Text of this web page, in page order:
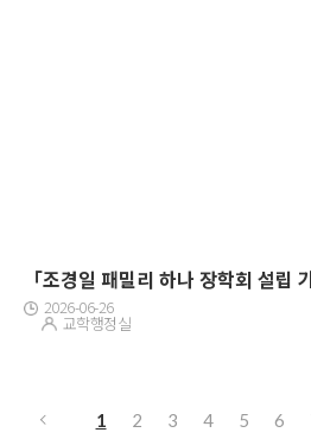
「조경일 패밀리 하나 장학회 설립
2026-06-26
교학행정실
1 2 3 4 5 6